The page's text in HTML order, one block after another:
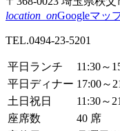
の
頭
戻
る
戻
location_onGoogleマッ
TEL.0494-23-5201
平日ランチ 11:30～
平日ディナー 17:00～
土日祝日
11:30～
座席数
40 席